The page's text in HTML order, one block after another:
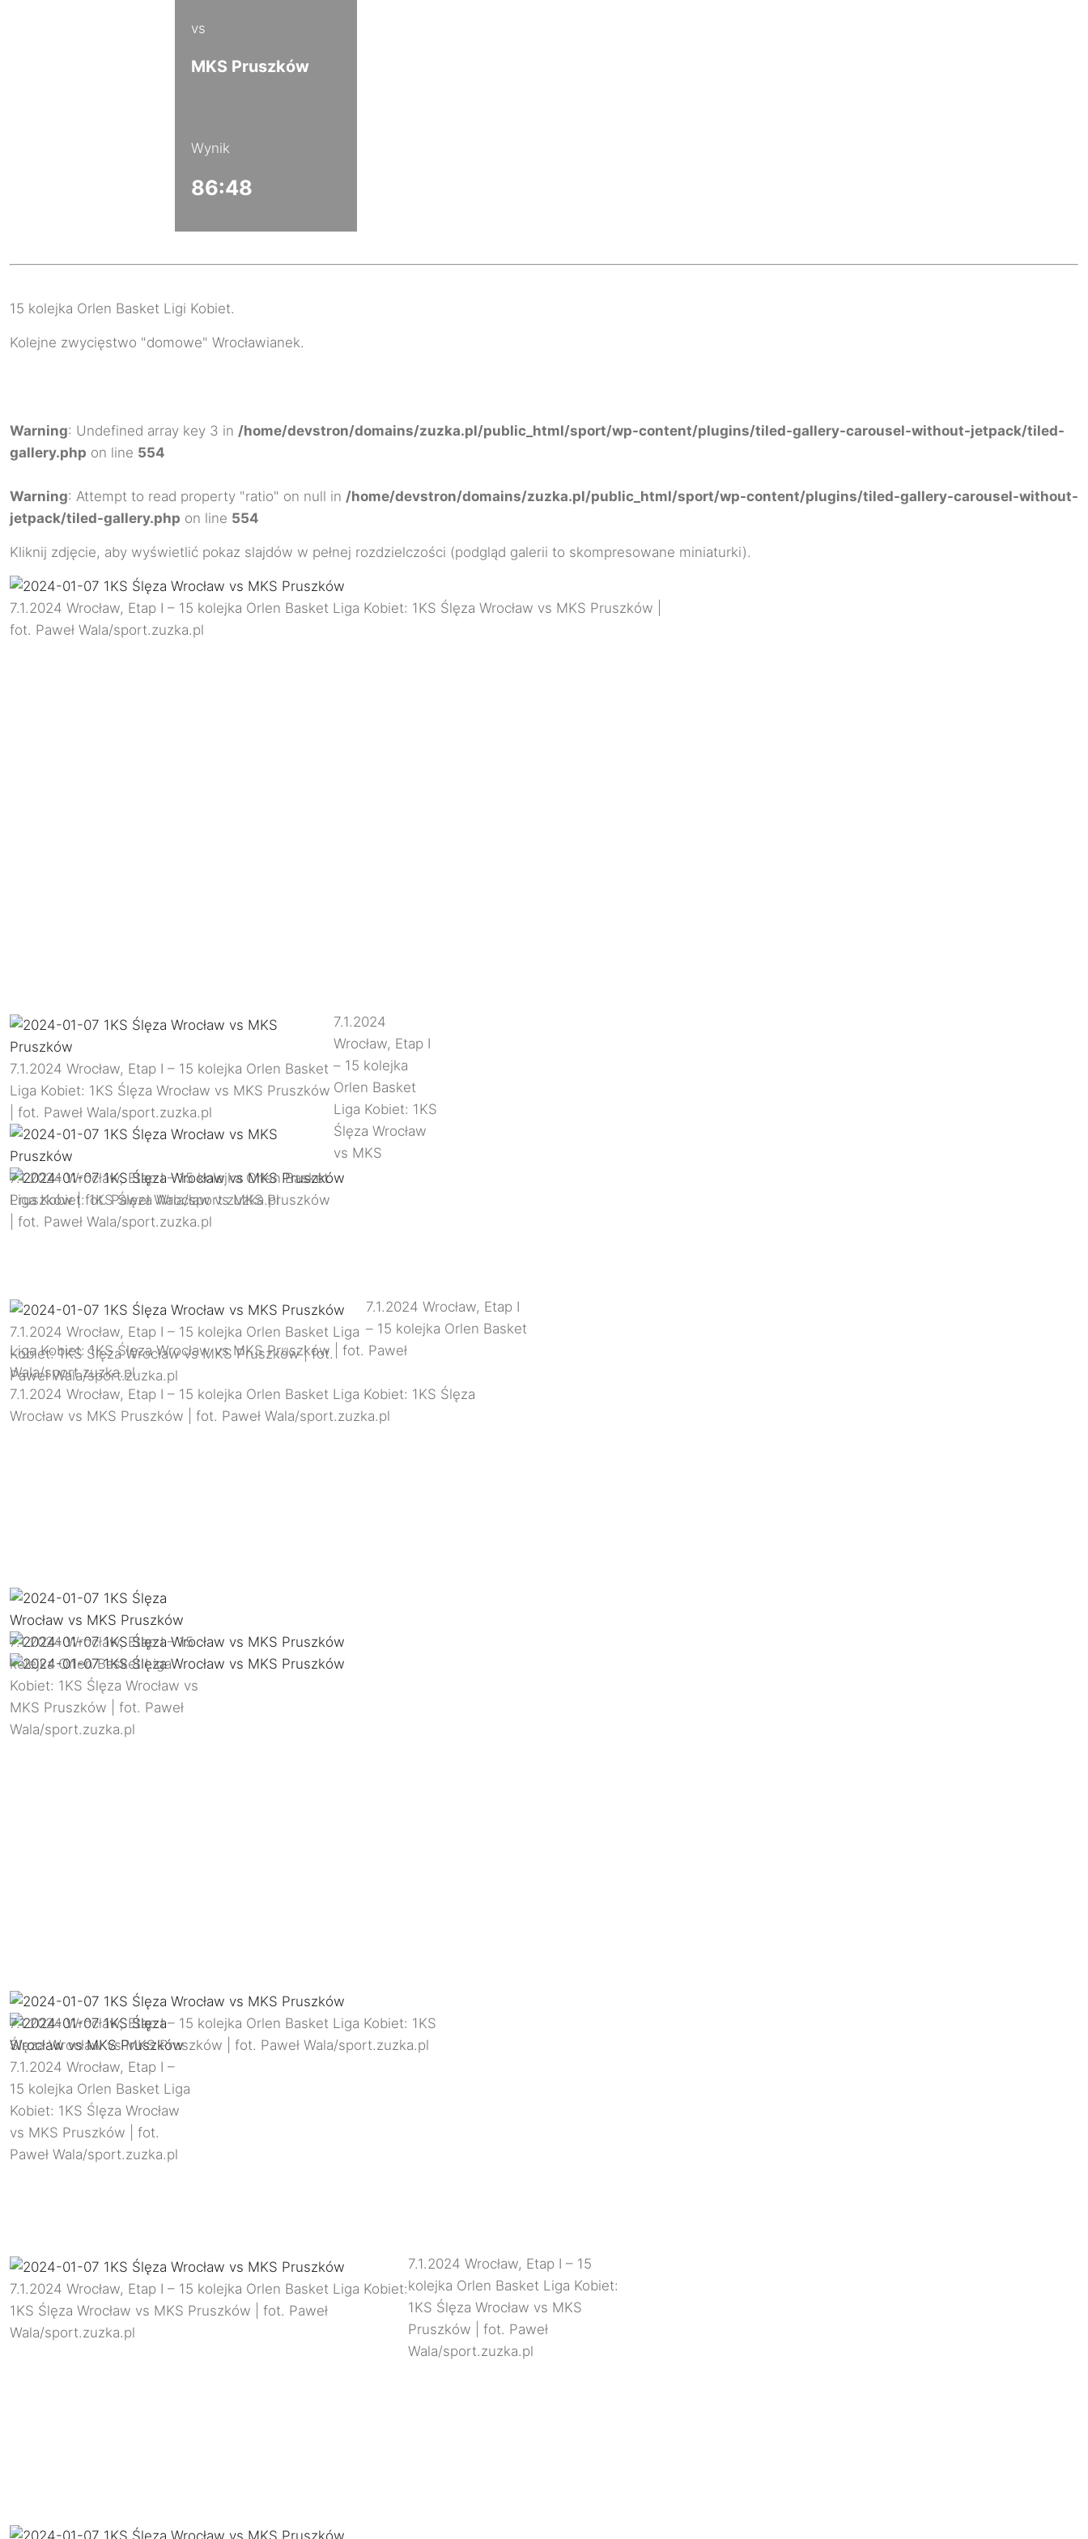
vs
MKS Pruszków
Wynik
86:48
15 kolejka Orlen Basket Ligi Kobiet.
Kolejne zwycięstwo "domowe" Wrocławianek.
Warning: Undefined array key 3 in /home/devstron/domains/zuzka.pl/public_html/sport/wp-content/plugins/tiled-gallery-carousel-without-jetpack/tiled-
gallery.php on line 554
Warning: Attempt to read property "ratio" on null in /home/devstron/domains/zuzka.pl/public_html/sport/wp-content/plugins/tiled-gallery-carousel-without-
jetpack/tiled-gallery.php on line 554
Kliknij zdjęcie, aby wyświetlić pokaz slajdów w pełnej rozdzielczości (podgląd galerii to skompresowane miniaturki).
7.1.2024 Wrocław, Etap I – 15 kolejka Orlen Basket Liga Kobiet: 1KS Ślęza Wrocław vs MKS Pruszków |
fot. Paweł Wala/sport.zuzka.pl
7.1.2024 Wrocław, Etap I – 15 kolejka Orlen Basket
Liga Kobiet: 1KS Ślęza Wrocław vs MKS Pruszków
| fot. Paweł Wala/sport.zuzka.pl
7.1.2024 Wrocław, Etap I – 15 kolejka Orlen Basket
Liga Kobiet: 1KS Ślęza Wrocław vs MKS Pruszków
| fot. Paweł Wala/sport.zuzka.pl
7.1.2024
Wrocław, Etap I
– 15 kolejka
Orlen Basket
Liga Kobiet: 1KS
Ślęza Wrocław
vs MKS
Pruszków | fot. Paweł Wala/sport.zuzka.pl
7.1.2024 Wrocław, Etap I – 15 kolejka Orlen Basket Liga
Kobiet: 1KS Ślęza Wrocław vs MKS Pruszków | fot.
Paweł Wala/sport.zuzka.pl
7.1.2024 Wrocław, Etap I – 15
kolejka Orlen Basket Liga
Kobiet: 1KS Ślęza Wrocław vs
MKS Pruszków | fot. Paweł
Wala/sport.zuzka.pl
7.1.2024 Wrocław, Etap I
– 15 kolejka Orlen Basket
Liga Kobiet: 1KS Ślęza Wrocław vs MKS Pruszków | fot. Paweł
Wala/sport.zuzka.pl
7.1.2024 Wrocław, Etap I – 15 kolejka Orlen Basket Liga Kobiet: 1KS Ślęza
Wrocław vs MKS Pruszków | fot. Paweł Wala/sport.zuzka.pl
7.1.2024 Wrocław, Etap I – 15 kolejka Orlen Basket Liga Kobiet: 1KS
Ślęza Wrocław vs MKS Pruszków | fot. Paweł Wala/sport.zuzka.pl
7.1.2024 Wrocław, Etap I –
15 kolejka Orlen Basket Liga
Kobiet: 1KS Ślęza Wrocław
vs MKS Pruszków | fot.
Paweł Wala/sport.zuzka.pl
7.1.2024 Wrocław, Etap I – 15 kolejka Orlen Basket Liga Kobiet:
1KS Ślęza Wrocław vs MKS Pruszków | fot. Paweł
Wala/sport.zuzka.pl
7.1.2024 Wrocław, Etap I – 15
kolejka Orlen Basket Liga Kobiet:
1KS Ślęza Wrocław vs MKS
Pruszków | fot. Paweł
Wala/sport.zuzka.pl